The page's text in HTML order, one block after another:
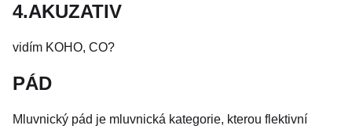
4.AKUZATIV
vidím KOHO, CO?
PÁD
Mluvnický pád je mluvnická kategorie, kterou flektivní